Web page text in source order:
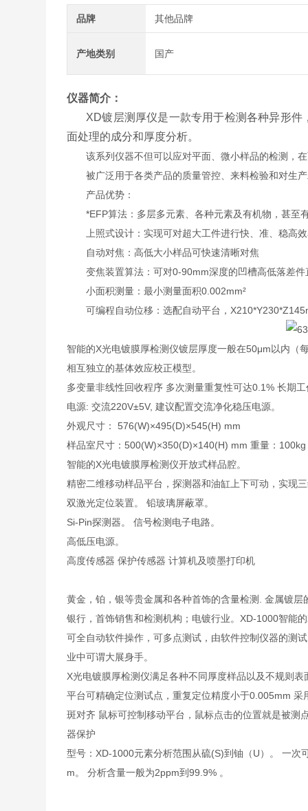
品牌 其他品牌
产地类别 国产
仪器简介：
XD镀层测厚仪是一款专用于检测各种异形
面处理的成分和厚度分析。
该系列仪器不但可以应对平面、微小样品的检测，
被广泛用于各类产品的质量管控、来料检验和对生
产品优势：
*EFP算法：多层多元素、各种元素及有机物，甚至
上照式设计：实现可对超大工件进行快、准、稳高
自动对焦：高低大小样品可快速清晰对焦
变焦装置算法：可对0-90mm深度的凹槽高低落差件
小面积测量：最小测量面积0.002mm²
可编程自动位移：选配自动平台，
智能的X光电镀膜厚检测仪镀层厚度一般在50μm以内
相互独立的基体效应校正模型。
多变量非线性回收程序 多次测量重复性可达0.1% 长
电源: 交流220V±5V, 建议配置交流净化稳压电源。
外观尺寸： 576(W)×495(D)×545(H) mm
样品室尺寸：500(W)×350(D)×140(H) mm 重量：100kg
智能的X光电镀膜厚检测仪开放式样品腔。
精密二维移动样品平台，探测器和油缸上下可动，实现
双激光定位装置。 铅玻璃屏蔽罩。
Si-Pin探测器。 信号检测电子电路。
高低压电源。
高度传感器 保护传感器 计算机及喷墨打印机
黄金，铂，银等贵金属和各种首饰的含量检测. 金属镀
银行，首饰销售和检测机构；电镀行业。XD-1000智能
可全自动软件操作，可多点测试，由软件控制仪器的测
业中可谓大展身手。
X光电镀膜厚检测仪满足各种不同厚度样品以及不规则
平台可精确定位测试点，重复定位精度小于0.005mm
斑对齐 鼠标可控制移动平台，鼠标点击的位置就是被测
器保护
型号：XD-1000元素分析范围从硫(S)到铀（U）。 一
m。 分析含量一般为2ppm到99.9% 。